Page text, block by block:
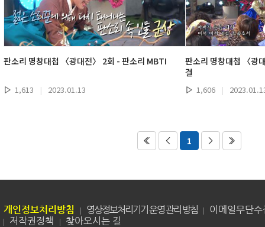
판소리 명창대첩 〈광대전〉 2회 - 판소리 MBTI
1,613 | 2023.01.13
판소리 명창대첩 〈광
결
1,606 |
1
개인정보처리방침 영상정보처리기기 운영 관리 방침
이메일무단
저작권정책
찾아오시는 길